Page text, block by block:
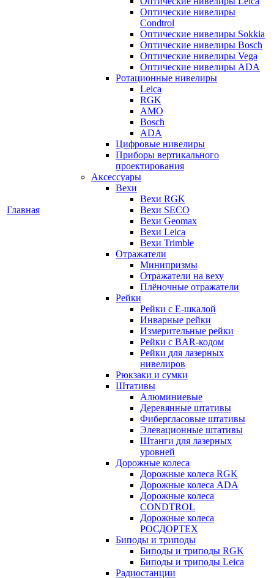
Главная
Оптические нивелиры
Condtrol
Оптические нивелиры Sokkia
Оптические нивелиры Bosch
Оптические нивелиры Vega
Оптические нивелиры ADA
Ротационные нивелиры
Leica
RGK
AMO
Bosch
ADA
Цифровые нивелиры
Приборы вертикального
проектирования
Аксессуары
Вехи
Вехи RGK
Вехи SECO
Вехи Geomax
Вехи Leica
Вехи Trimble
Отражатели
Минипризмы
Отражатели на веху
Плёночные отражатели
Рейки
Рейки с E-шкалой
Инварные рейки
Измерительные рейки
Рейки с BAR-кодом
Рейки для лазерных
нивелиров
Рюкзаки и сумки
Штативы
Алюминиевые
Деревянные штативы
Фибергласовые штативы
Элевационные штативы
Штанги для лазерных
уровней
Дорожные колеса
Дорожные колеса RGK
Дорожные колеса ADA
Дорожные колеса
CONDTROL
Дорожные колеса
РОСДОРТЕХ
Биподы и триподы
Биподы и триподы RGK
Биподы и триподы Leica
Радиостанции